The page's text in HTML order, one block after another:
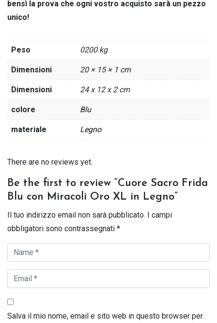
bensì la prova che ogni vostro acquisto sarà un pezzo
unico!
Peso 0200 kg
Dimensioni 20 × 15 × 1 cm
Dimensioni 24 x 12 x 2 cm
colore Blu
materiale Legno
There are no reviews yet.
Be the first to review “Cuore Sacro Frida
Blu con Miracoli Oro XL in Legno”
Il tuo indirizzo email non sarà pubblicato. I campi
obbligatori sono contrassegnati *
Salva il mio nome, email e sito web in questo browser per